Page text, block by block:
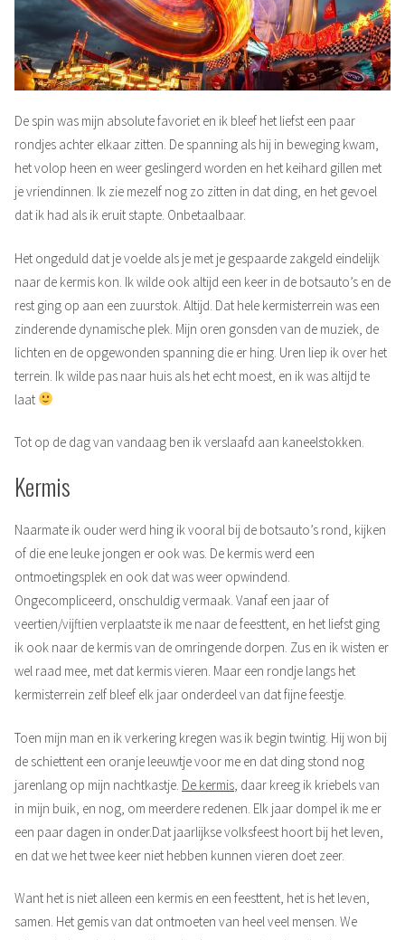
De spin was mijn absolute favoriet en ik bleef het liefst een paar
rondjes achter elkaar zitten. De spanning als hij in beweging kwam,
het volop heen en weer geslingerd worden en het keihard gillen met
je vriendinnen. Ik zie mezelf nog zo zitten in dat ding, en het gevoel
dat ik had als ik eruit stapte. Onbetaalbaar.
Het ongeduld dat je voelde als je met je gespaarde zakgeld eindelijk
naar de kermis kon. Ik wilde ook altijd een keer in de botsauto’s en de
rest ging op aan een zuurstok. Altijd. Dat hele kermisterrein was een
zinderende dynamische plek. Mijn oren gonsden van de muziek, de
lichten en de opgewonden spanning die er hing. Uren liep ik over het
terrein. Ik wilde pas naar huis als het echt moest, en ik was altijd te
laat
Tot op de dag van vandaag ben ik verslaafd aan kaneelstokken.
Kermis
Naarmate ik ouder werd hing ik vooral bij de botsauto’s rond, kijken
of die ene leuke jongen er ook was. De kermis werd een
ontmoetingsplek en ook dat was weer opwindend.
Ongecompliceerd, onschuldig vermaak. Vanaf een jaar of
veertien/vijftien verplaatste ik me naar de feesttent, en het liefst ging
ik ook naar de kermis van de omringende dorpen. Zus en ik wisten er
wel raad mee, met dat kermis vieren. Maar een rondje langs het
kermisterrein zelf bleef elk jaar onderdeel van dat fijne feestje.
Toen mijn man en ik verkering kregen was ik begin twintig. Hij won bij
de schiettent een oranje leeuwtje voor me en dat ding stond nog
jarenlang op mijn nachtkastje. De kermis , daar kreeg ik kriebels van
in mijn buik, en nog, om meerdere redenen. Elk jaar dompel ik me er
een paar dagen in onder.Dat jaarlijkse volksfeest hoort bij het leven,
en dat we het twee keer niet hebben kunnen vieren doet zeer.
Want het is niet alleen een kermis en een feesttent, het is het leven,
samen. Het gemis van dat ontmoeten van heel veel mensen. We